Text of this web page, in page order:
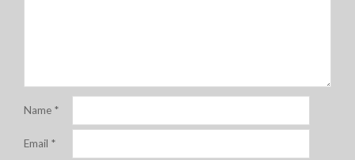
Name *
Email *